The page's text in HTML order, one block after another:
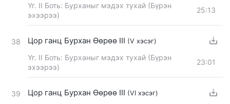
Үг. II Боть: Бурханыг мэдэх тухай (Бүрэн
эхээрээ)
25:13
38 Цор ганц Бурхан Өөрөө III (V хэсэг)
Үг. II Боть: Бурханыг мэдэх тухай (Бүрэн
эхээрээ)
23:01
39 Цор ганц Бурхан Өөрөө III (VI хэсэг)